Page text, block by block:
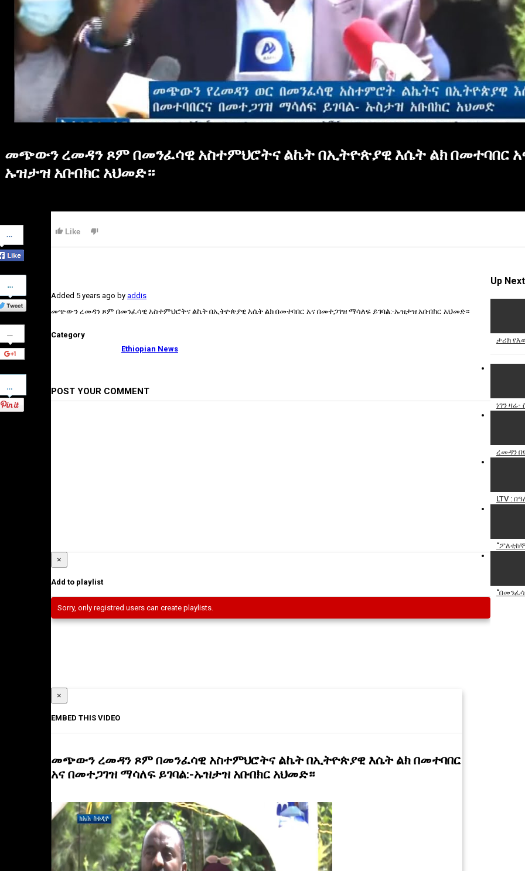
መጭውን ረመዳን ጾም በመንፈሳዊ አስተምህሮትና ልኬት በኢትዮጵያዊ እሴት ልክ በመተባበር
ኡዝታዝ አቡበክር አህመድ።
on
Facebook
Share
on
Twitter
Share
on
Google+
Pinterest
Like
Added 5 years ago by addis
መጭውን ረመዳን ጾም በመንፈሳዊ አስተምህሮትና ልኬት በኢትዮጵያዊ እሴት ልክ በመተባበር አና በመተጋገዝ ማሳለፍ ይገባል:-ኡዝታዝ አቡበክር አህመድ።
Category
Ethiopian News
POST YOUR COMMENT
Up Next
ታሪክ
ነገን
ረመዳን
LTV :
Report
Report
×
Add to playlist
Sorry, only registred users can create playlists.
×
EMBED THIS VIDEO
መጭውን ረመዳን ጾም በመንፈሳዊ አስተምህሮትና ልኬት በኢትዮጵያዊ እሴት ልክ በመተባበር
አና በመተጋገዝ ማሳለፍ ይገባል:-ኡዝታዝ አቡበክር አህመድ።